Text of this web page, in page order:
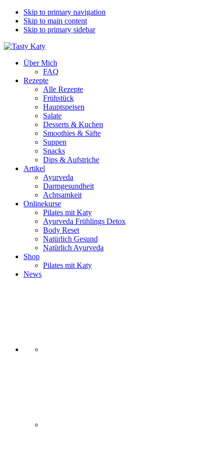
Skip to primary navigation
Skip to main content
Skip to primary sidebar
Über Mich
FAQ
Rezepte
Alle Rezepte
Frühstück
Hauptspeisen
Salate
Desserts & Kuchen
Smoothies & Säfte
Suppen
Snacks
Dips & Aufstriche
Artikel
Ayurveda
Darmgesundheit
Achtsamkeit
Onlinekurse
Pilates mit Katy
Ayurveda Frühlings Detox
Body Reset
Natürlich Gesund
Natürlich Ayurveda
Shop
Pilates mit Katy
News